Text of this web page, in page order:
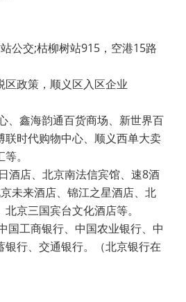
公交;枯柳树站915 ，空港15路
区政策，顺义区入区企业
、鑫海韵通百货商场、新世界百
联时代购物中心、顺义西单大卖
。
酒店、北京南法信宾馆、速8酒
未来酒店、锦江之星酒店、北
京三国宾台文化酒店等。
国工商银行、中国农业银行、中
银行、交通银行。（北京银行在